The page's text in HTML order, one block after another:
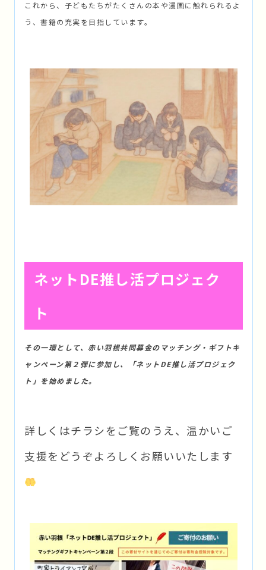
これから、子どもたちがたくさんの本や漫画に触れられるよ
う、書籍の充実を目指しています。
ネットDE推し活プロジェク
ト
その一環として、赤い羽根共同募金のマッチング・ギフトキ
ャンペーン第２弾に参加し、「ネットDE推し活プロジェク
ト」を始めました。
詳しくはチラシをご覧のうえ、温かいご
支援をどうぞよろしくお願いいたします